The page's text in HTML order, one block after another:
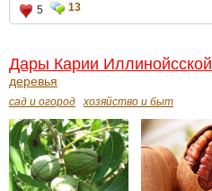
5
13
Дары Карии Иллинойсской
деревья
сад и огород хозяйство и быт